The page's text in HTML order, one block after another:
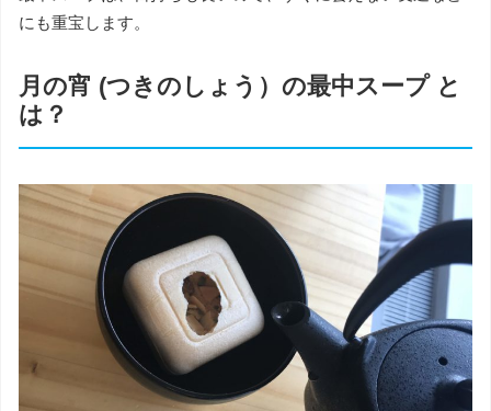
にも重宝します。
月の宵 (つきのしょう）の最中スープ と
は？